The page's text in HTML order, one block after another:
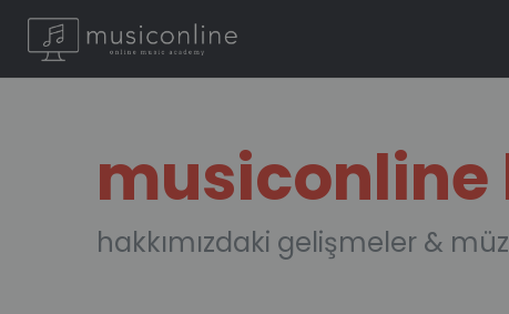
musiconline
hakkımızdaki gelişmeler &